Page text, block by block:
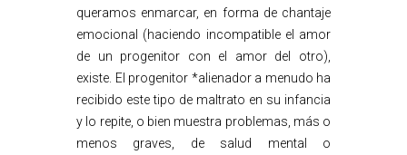
queramos enmarcar, en forma de chantaje
emocional (haciendo incompatible el amor
de un progenitor con el amor del otro),
existe. El progenitor *alienador a menudo ha
recibido este tipo de maltrato en su infancia
y lo repite, o bien muestra problemas, más o
menos graves, de salud mental o